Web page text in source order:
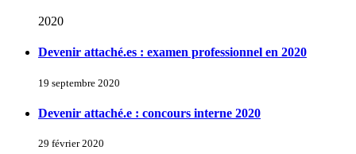
2020
Devenir attaché.es : examen professionnel en 2020
19 septembre 2020
Devenir attaché.e : concours interne 2020
29 février 2020